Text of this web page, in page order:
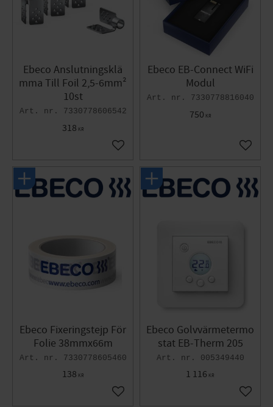
Ebeco Anslutningsklä
mma Till Foil 2,5-6mm²
10st
7330778606542
318 KR
Lägg till i favoriter
Ebeco EB-Connect WiFi
Modul
7330778816040
750 KR
Lägg
Ebeco Fixeringstejp För
Folie 38mmx66m
7330778605460
138 KR
Lägg till i favoriter
Ebeco Golvvärmetermo
stat EB-Therm 205
005349440
1 116 KR
Lägg